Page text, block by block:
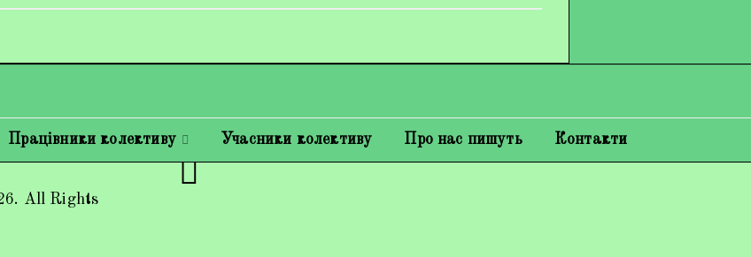
Працівники колективу Учасники колективу Про нас пишуть Контакти
All Rights